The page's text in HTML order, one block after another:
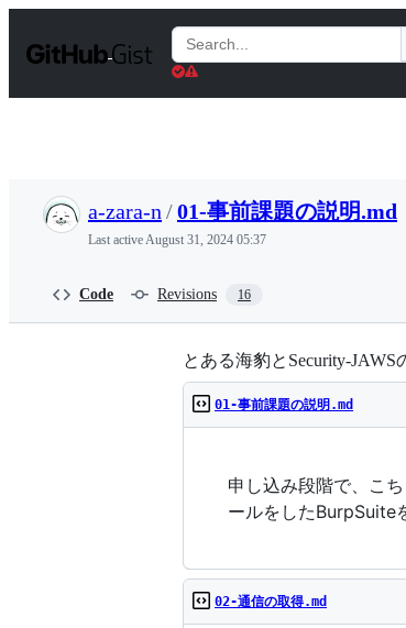
t
Search
Gists
a-zara-n /01-事前課題の説明.md
Last activeAugust 31, 2024 05:37
Code Revisions 16
とある海豹とSecurity-
01-事前課題の説明.md
申し込み段階で、こ
ールをしたBurpSuite
02-通信の取得.md